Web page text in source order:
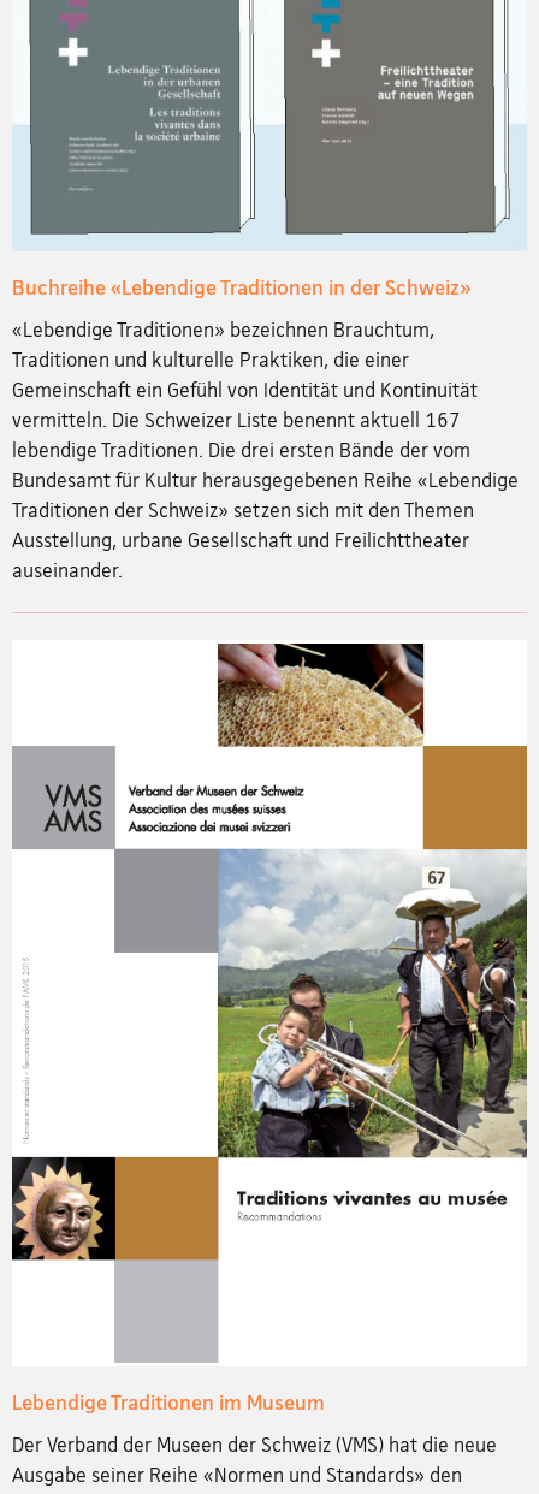
Buchreihe «Lebendige Traditionen in der Schweiz»
«Lebendige Traditionen» bezeichnen Brauchtum,
Traditionen und kulturelle Praktiken, die einer
Gemeinschaft ein Gefühl von Identität und Kontinuität
vermitteln. Die Schweizer Liste benennt aktuell 167
lebendige Traditionen. Die drei ersten Bände der vom
Bundesamt für Kultur herausgegebenen Reihe «Lebendige
Traditionen der Schweiz» setzen sich mit den Themen
Ausstellung, urbane Gesellschaft und Freilichttheater
auseinander.
Lebendige Traditionen im Museum
Der Verband der Museen der Schweiz (VMS) hat die neue
Ausgabe seiner Reihe «Normen und Standards» den